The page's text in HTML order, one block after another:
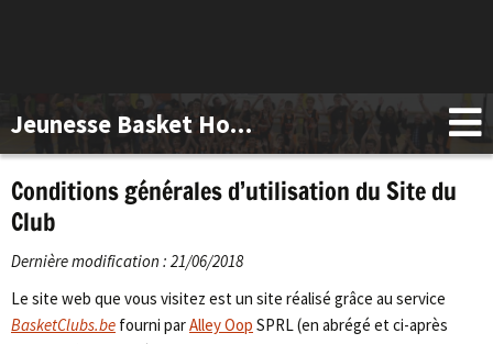
Jeunesse Basket Hotton
Conditions générales d’utilisation du Site du
Club
Dernière modification : 21/06/2018
Le site web que vous visitez est un site réalisé grâce au service
BasketClubs.be fourni parAlley Oop SPRL (en abrégé et ci-après